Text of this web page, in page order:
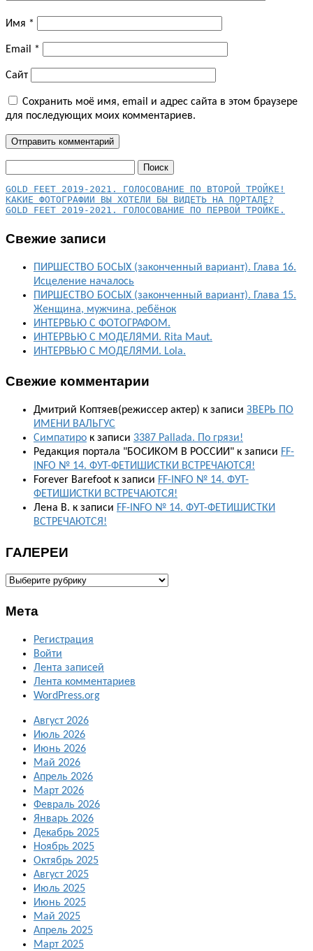
Имя *
Email *
Сайт
Сохранить моё имя, email и адрес сайта в этом браузере
для последующих моих комментариев.
КАКИЕ ФОТОГРАФИИ ВЫ ХОТЕЛИ БЫ ВИДЕТЬ НА ПОРТАЛЕ?
GOLD FEET 2019-2021. ГОЛОСОВАНИЕ ПО ПЕРВОЙ ТРОЙКЕ.
Свежие записи
ПИРШЕСТВО БОСЫХ (законченный вариант). Глава 16.
Исцеление началось
ПИРШЕСТВО БОСЫХ (законченный вариант). Глава 15.
Женщина, мужчина, ребёнок
ИНТЕРВЬЮ С ФОТОГРАФОМ.
ИНТЕРВЬЮ С МОДЕЛЯМИ. Rita Maut.
ИНТЕРВЬЮ С МОДЕЛЯМИ. Lola.
Свежие комментарии
Дмитрий Коптяев(режиссер актер) к записи ЗВЕРЬ ПО
ИМЕНИ ВАЛЬГУС
Симпатиро к записи 3387 Pallada. По грязи!
Редакция портала "БОСИКОМ В РОССИИ" к записи FF-
INFO № 14. ФУТ-ФЕТИШИСТКИ ВСТРЕЧАЮТСЯ!
Forever Barefoot к записи FF-INFO № 14. ФУТ-
ФЕТИШИСТКИ ВСТРЕЧАЮТСЯ!
Лена В. к записи FF-INFO № 14. ФУТ-ФЕТИШИСТКИ
ВСТРЕЧАЮТСЯ!
ГАЛЕРЕИ
ГАЛЕРЕИ
Мета
Регистрация
Войти
Лента записей
Лента комментариев
WordPress.org
Август 2026
Июль 2026
Июнь 2026
Май 2026
Апрель 2026
Март 2026
Февраль 2026
Январь 2026
Декабрь 2025
Ноябрь 2025
Октябрь 2025
Август 2025
Июль 2025
Июнь 2025
Май 2025
Апрель 2025
Март 2025